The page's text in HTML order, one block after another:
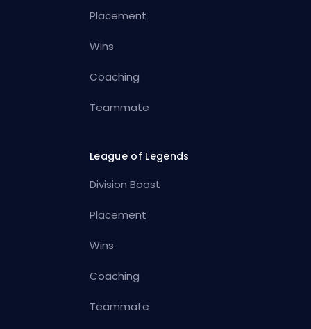
Placement
Wins
Coaching
Teammate
League of Legends
Division Boost
Placement
Wins
Coaching
Teammate